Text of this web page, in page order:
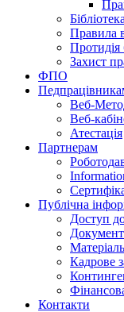
Бібліотека
Правила
Протидія
Захист
ФПО
Веб-
Веб-
Атестація
Партнерам
Публічна
Доступ
Кадрове
Контакти